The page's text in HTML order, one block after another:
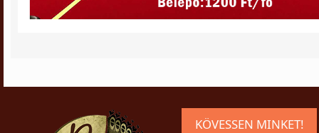
KÖVESSEN MINKET!